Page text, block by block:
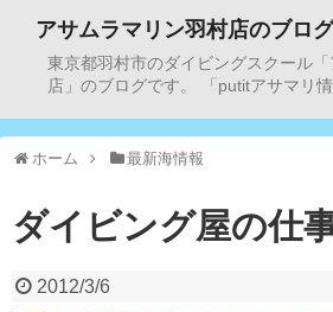
アサムラマリン羽村店のブログ
東京都羽村市のダイビングスクール
店」のブログです。 「putitアサマリ情
ホーム 最新海情報
ダイビング屋の仕
2012/3/6